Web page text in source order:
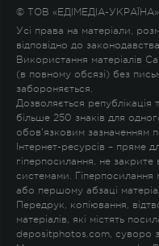
© ТОВ «ЕДІМЕДІА-
Усі права на матеріали,
відповідно до
Використання матеріалів
(в повному обсязі) без
забороняється.
Дозволяється
більше 250 знаків для
обов'язковим зазначенням
Інтернет-ресурсів – пряме
гіперпосилання, не закрите
системами. Гіперпосилання
або першому абзаці
Передрук, копіювання,
матеріалів, які містять
depositphotos.com, суворо